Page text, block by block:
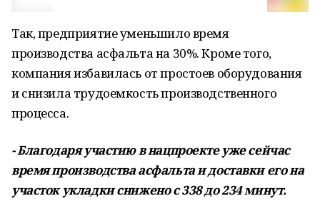
Так, предприятие уменьшило время
производства асфальта на 30%. Кроме того,
компания избавилась от простоев оборудования
и снизила трудоемкость производственного
процесса.
- Благодаря участию в нацпроекте уже сейчас
время производства асфальта и доставки его на
участок укладки снижено с 338 до 234 минут.